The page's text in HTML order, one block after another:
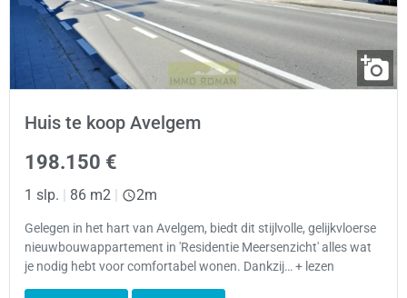
Huis te koop Avelgem
198.150 €
1 slp. | 86 m2 | 2m
Gelegen in het hart van Avelgem, biedt dit stijlvolle, gelijkvloerse
nieuwbouwappartement in 'Residentie Meersenzicht' alles wat
je nodig hebt voor comfortabel wonen. Dankzij… + lezen